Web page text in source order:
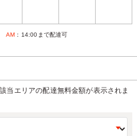
AM ：14:00まで配達可
当エリアの配達無料金額が表示されま